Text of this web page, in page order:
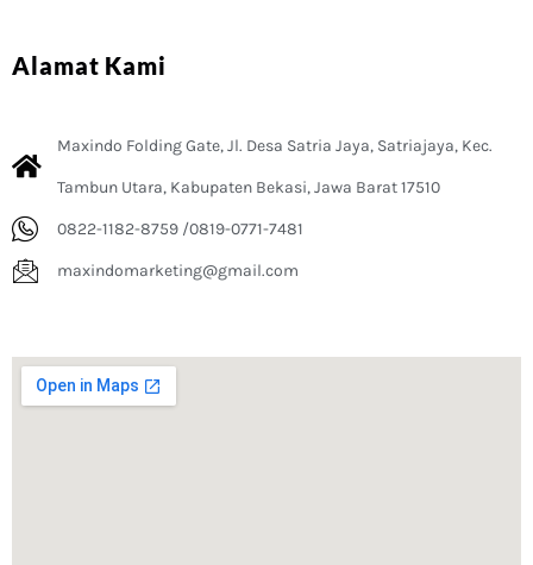
Alamat Kami
Maxindo Folding Gate, Jl. Desa Satria Jaya, Satriajaya, Kec.
Tambun Utara, Kabupaten Bekasi, Jawa Barat 17510
0822-1182-8759 /0819-0771-7481
maxindomarketing@gmail.com